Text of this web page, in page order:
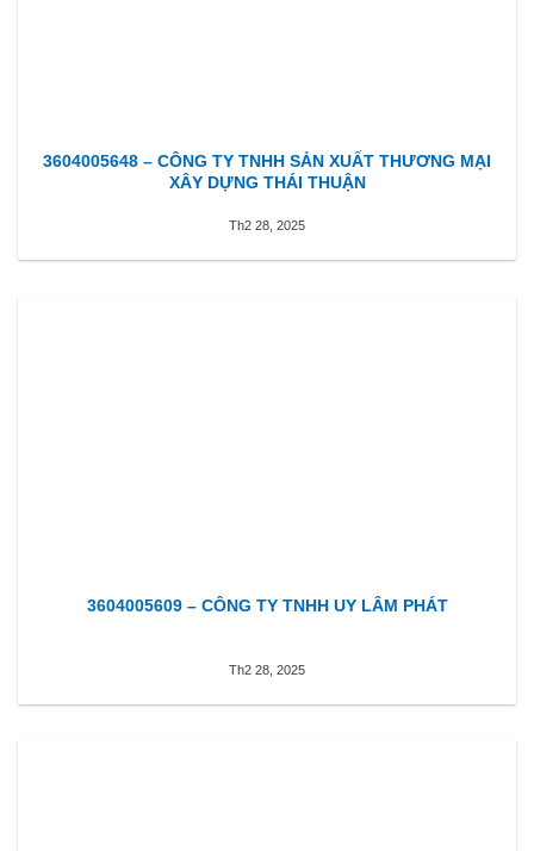
3604005648 – CÔNG TY TNHH SẢN XUẤT THƯƠNG MẠI
XÂY DỰNG THÁI THUẬN
Th2 28, 2025
3604005609 – CÔNG TY TNHH UY LÂM PHÁT
Th2 28, 2025